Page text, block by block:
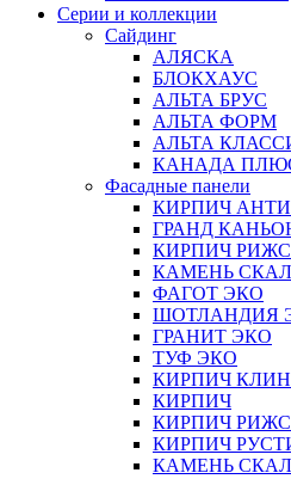
Серии и коллекции
Сайдинг
АЛЯСКА
БЛОКХАУС
АЛЬТА БРУС
АЛЬТА ФОРМ
АЛЬТА
КАНАДА
Фасадные панели
КИРПИЧ
ГРАНД
КИРПИЧ
КАМЕНЬ
ФАГОТ ЭКО
ШОТЛАНДИЯ
ГРАНИТ ЭКО
ТУФ ЭКО
КИРПИЧ
КИРПИЧ
КИРПИЧ
КИРПИЧ
КАМЕНЬ